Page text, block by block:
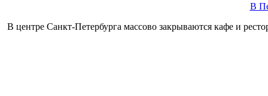
В
В центре Санкт-Петербурга массово закрываются кафе и